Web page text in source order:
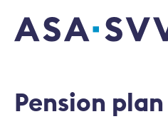
SVV Logo
Pension plan